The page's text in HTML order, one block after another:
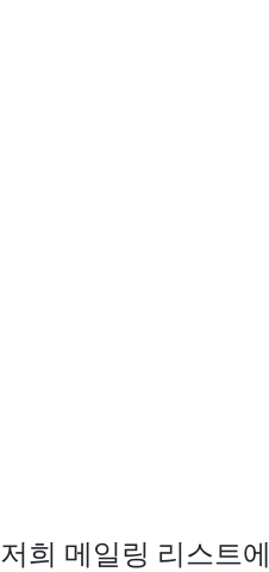
저희 메일링 리스트에